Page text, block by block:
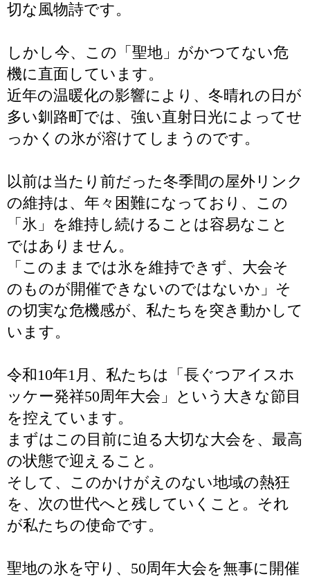
切な風物詩です。
しかし今、この「聖地」がかつてない危
機に直面しています。
近年の温暖化の影響により、冬晴れの日が
多い釧路町では、強い直射日光によってせ
っかくの氷が溶けてしまうのです。
以前は当たり前だった冬季間の屋外リンク
の維持は、年々困難になっており、この
「氷」を維持し続けることは容易なこと
ではありません。
「このままでは氷を維持できず、大会そ
のものが開催できないのではないか」そ
の切実な危機感が、私たちを突き動かして
います。
令和10年1月、私たちは「長ぐつアイスホ
ッケー発祥50周年大会」という大きな節目
を控えています。
まずはこの目前に迫る大切な大会を、最高
の状態で迎えること。
そして、このかけがえのない地域の熱狂
を、次の世代へと残していくこと。それ
が私たちの使命です。
聖地の氷を守り、50周年大会を無事に開催